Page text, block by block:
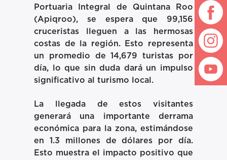
Portuaria Integral de Quintana Roo
(Apiqroo), se espera que 99,156
cruceristas lleguen a las hermosas
costas de la región. Esto representa
un promedio de 14,679 turistas por
día, lo que sin duda dará un impulso
significativo al turismo local.
La llegada de estos visitantes
generará una importante derrama
económica para la zona, estimándose
en 1.3 millones de dólares por día.
Esto muestra el impacto positivo que